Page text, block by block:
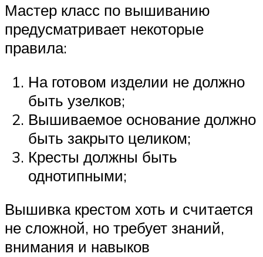
Мастер класс по вышиванию
предусматривает некоторые
правила:
На готовом изделии не должно
быть узелков;
Вышиваемое основание должно
быть закрыто целиком;
Кресты должны быть
однотипными;
Вышивка крестом хоть и считается
не сложной, но требует знаний,
внимания и навыков